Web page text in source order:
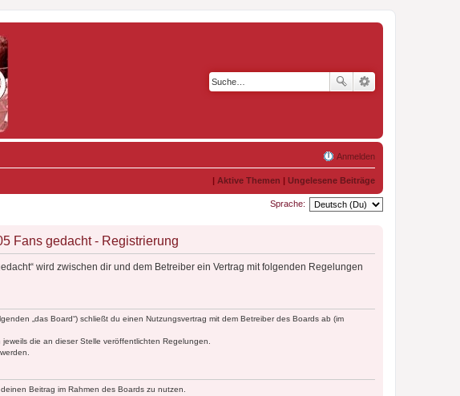
Anmelden
| Aktive Themen | Ungelesene Beiträge
Sprache:
Fans gedacht - Registrierung
wird zwischen dir und dem Betreiber ein Vertrag mit folgenden Regelungen
„das Board“) schließt du einen Nutzungsvertrag mit dem Betreiber des Boards ab (im
die an dieser Stelle veröffentlichten Regelungen.
Beitrag im Rahmen des Boards zu nutzen.